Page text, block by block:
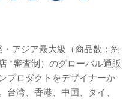
・アジア最大級（商品数：約
*審査制）のグローバル通販
プロダクトをデザイナーか
台湾、香港、中国、タイ、